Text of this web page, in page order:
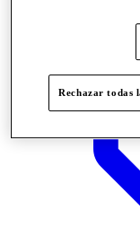
Rechazar todas